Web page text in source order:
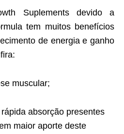
Suplements devido a
tem muitos benefícios
de energia e ganho
muscular;
absorção presentes
maior aporte deste